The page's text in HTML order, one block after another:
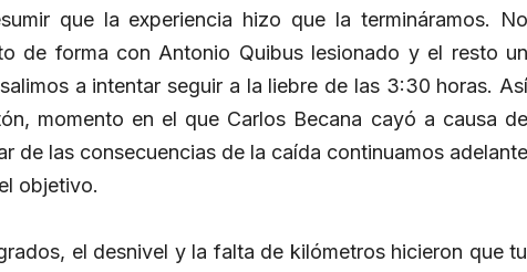
que la experiencia hizo que la termináramos. No
de forma con Antonio Quibus lesionado y el resto un
a intentar seguir a la liebre de las 3:30 horas. Así
momento en el que Carlos Becana cayó a causa de
de las consecuencias de la caída continuamos adelante
objetivo.
el desnivel y la falta de kilómetros hicieron que